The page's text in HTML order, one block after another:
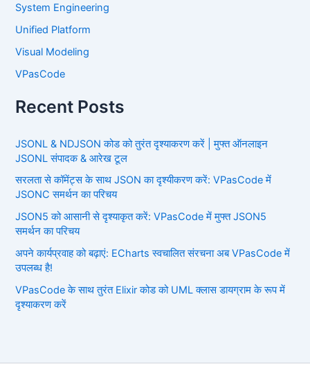
System Engineering
Unified Platform
Visual Modeling
VPasCode
Recent Posts
JSONL & NDJSON कोड को तुरंत दृश्याकरण करें | मुफ्त ऑनलाइन
JSONL संपादक & आरेख टूल
सरलता से कॉमेंट्स के साथ JSON का दृश्यीकरण करें: VPasCode में
JSONC समर्थन का परिचय
JSON5 को आसानी से दृश्याकृत करें: VPasCode में मुफ्त JSON5
समर्थन का परिचय
अपने कार्यप्रवाह को बढ़ाएं: ECharts स्वचालित संरचना अब VPasCode में
उपलब्ध है!
VPasCode के साथ तुरंत Elixir कोड को UML क्लास डायग्राम के रूप में
दृश्याकरण करें